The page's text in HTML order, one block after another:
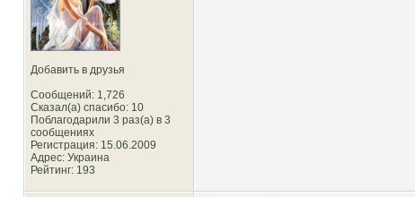
Добавить в друзья
Сообщений: 1,726
Сказал(а) спасибо: 10
Поблагодарили 3 раз(а) в 3
сообщениях
Регистрация: 15.06.2009
Адрес: Украина
Рейтинг: 193